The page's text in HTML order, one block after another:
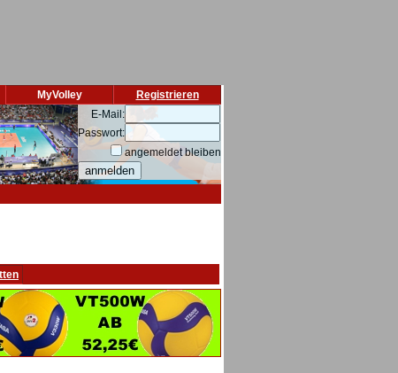
Registrieren
MyVolley
E-Mail:
Passwort:
angemeldet bleiben